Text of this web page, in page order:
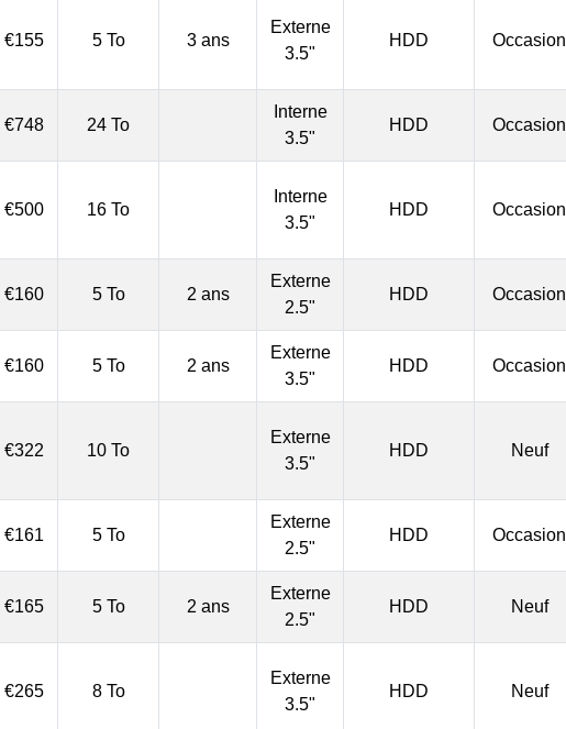
€155 5 To 3 ans
Externe
3.5"
HDD Occasion
€748 24 To
Interne
3.5"
HDD Occasion
€500 16 To
Interne
3.5"
HDD Occasion
€160 5 To 2 ans
Externe
2.5"
HDD Occasion
€160 5 To 2 ans
Externe
3.5"
HDD Occasion
€322 10 To
Externe
3.5"
HDD Neuf
€161 5 To
Externe
2.5"
HDD Occasion
€165 5 To 2 ans
Externe
2.5"
HDD Neuf
€265 8 To
Externe
3.5"
HDD Neuf